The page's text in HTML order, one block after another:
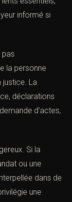
téléphone
vers
essentiels,
informé si
la personne
déclarations
Si la